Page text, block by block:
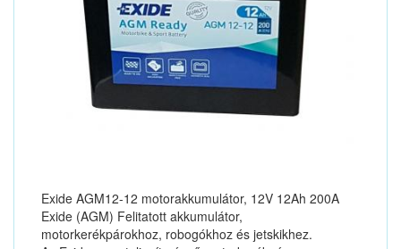
Exide AGM12-12 motorakkumulátor, 12V 12Ah 200A
Exide (AGM) Felitatott akkumulátor,
motorkerékpárokhoz, robogókhoz és jetskikhez.